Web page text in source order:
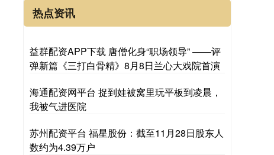
热点资讯
益群配资APP下载 唐僧化身“职场领导” ——评
弹新篇《三打白骨精》8月8日兰心大戏院首演
海通配资网平台 捉到娃被窝里玩平板到凌晨，
我被气进医院
苏州配资平台 福星股份：截至11月28日股东人
数约为4.39万户